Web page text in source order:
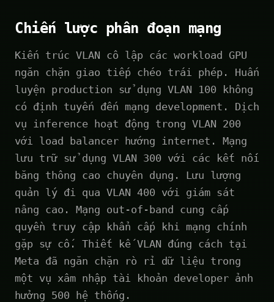
Chiến lược phân đoạn mạng
Kiến trúc VLAN cô lập các workload GPU
ngăn chặn giao tiếp chéo trái phép. Huấn
luyện production sử dụng VLAN 100 không
có định tuyến đến mạng development. Dịch
vụ inference hoạt động trong VLAN 200
với load balancer hướng internet. Mạng
lưu trữ sử dụng VLAN 300 với các kết nối
băng thông cao chuyên dụng. Lưu lượng
quản lý đi qua VLAN 400 với giám sát
nâng cao. Mạng out-of-band cung cấp
quyền truy cập khẩn cấp khi mạng chính
gặp sự cố. Thiết kế VLAN đúng cách tại
Meta đã ngăn chặn rò rỉ dữ liệu trong
một vụ xâm nhập tài khoản developer ảnh
hưởng 500 hệ thống.